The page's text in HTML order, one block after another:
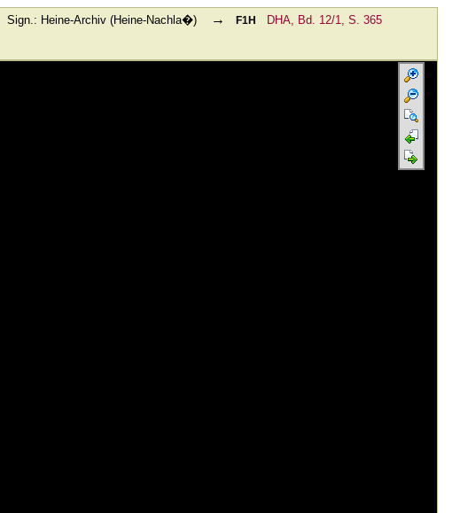
Sign.: Heine-Archiv (Heine-Nachla�) → F1H DHA, Bd. 12/1, S. 365